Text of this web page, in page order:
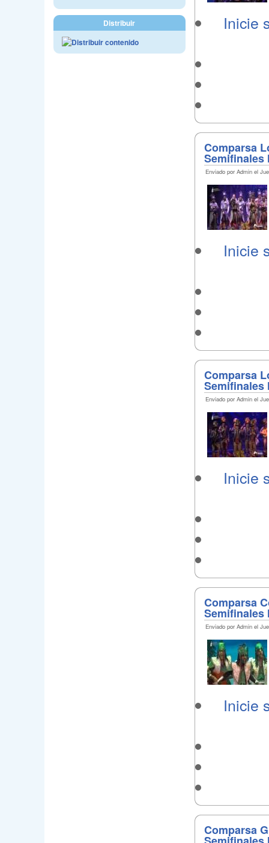
Distribuir Inicie
Comparsa
Semifinales
Enviado por Admin el
Inicie
Comparsa
Semifinales
Enviado por Admin el
Inicie
Comparsa
Semifinales
Enviado por Admin el
Inicie
Comparsa